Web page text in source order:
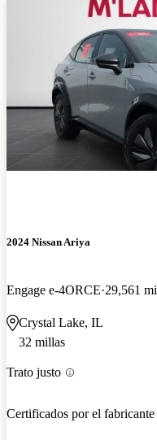
2024 Nissan Ariya
Engage e-4ORCE 29,561
Crystal Lake, IL
32 millas
Trato justo
Certificados por el fabricante